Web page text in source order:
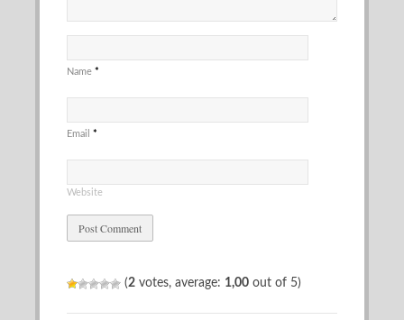
Name *
Email *
Website
(2 votes, average: 1,00 out of 5)